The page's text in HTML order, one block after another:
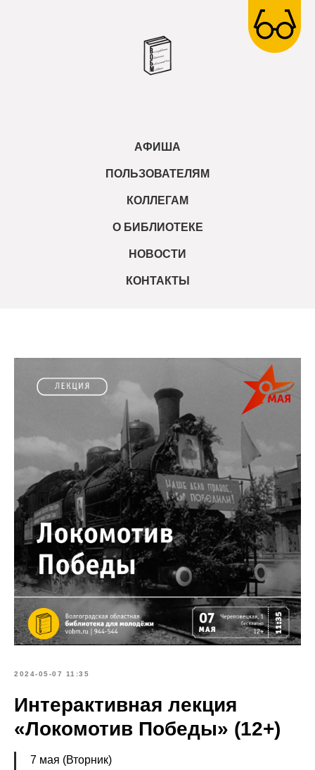
АФИША
ПОЛЬЗОВАТЕЛЯМ
КОЛЛЕГАМ
О БИБЛИОТЕКЕ
НОВОСТИ
КОНТАКТЫ
2024-05-07 11:35
Интерактивная лекция
«Локомотив Победы» (12+)
7 мая (Вторник)